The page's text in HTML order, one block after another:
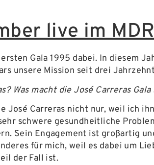
live im
Gala 1995 dabei. In diesem
unsere Mission seit drei
Was macht die José Carreras Gala
Carreras nicht nur, weil ich
schwere gesundheitliche
Sein Engagement ist großartig
für mich, weil es dabei um
der Fall ist.